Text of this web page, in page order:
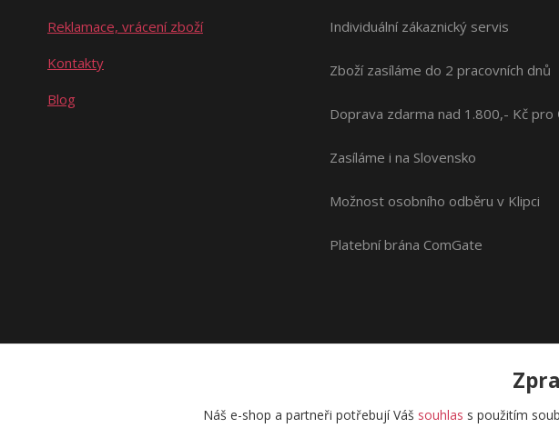
Reklamace, vrácení zboží
Kontakty
Blog
Individuální zákaznický servis
Zboží zasíláme do 2 pracovních dnů
Doprava zdarma nad 1.800,- Kč pro
Zasíláme i na Slovensko
Možnost osobního odběru v Klipci
Platební brána ComGate
Náš e-shop a partneři potřebují Váš souhlas s použitím